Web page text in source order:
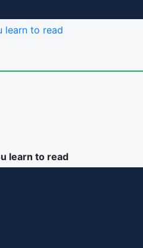
learn to read
learn to read